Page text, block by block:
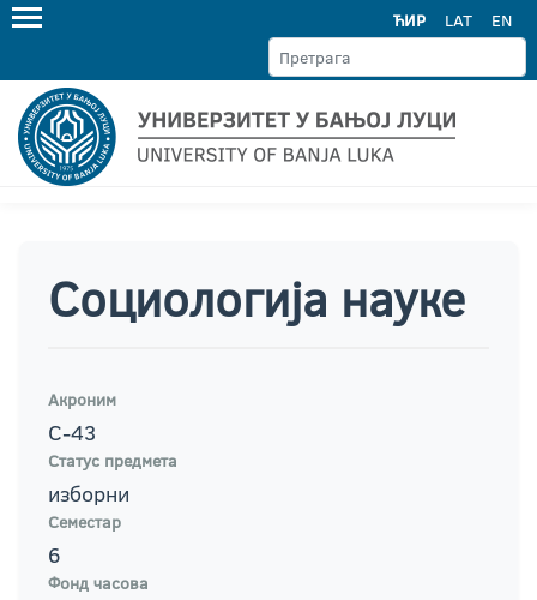
ЋИР LAT EN
Социологија науке
Акроним
С-43
Статус предмета
изборни
Семестар
6
Фонд часова